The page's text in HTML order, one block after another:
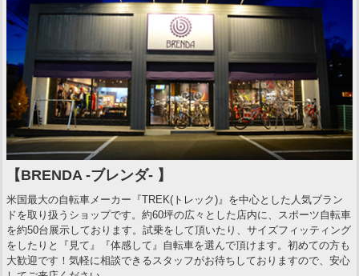
【BRENDA -ブレンダ- 】
米国最大の自転車メーカー『TREK(トレック)』を中心とした人気ブラン
ドを取り扱うショップです。約60坪の広々とした店内に、スポーツ自転車
を約50台展示しております。試乗をして頂いたり、サイズフィッティング
をしたりと『見て』『体感して』自転車を選んで頂けます。初めての方も
大歓迎です！気軽に相談できるスタッフがお待ちしておりますので、安心